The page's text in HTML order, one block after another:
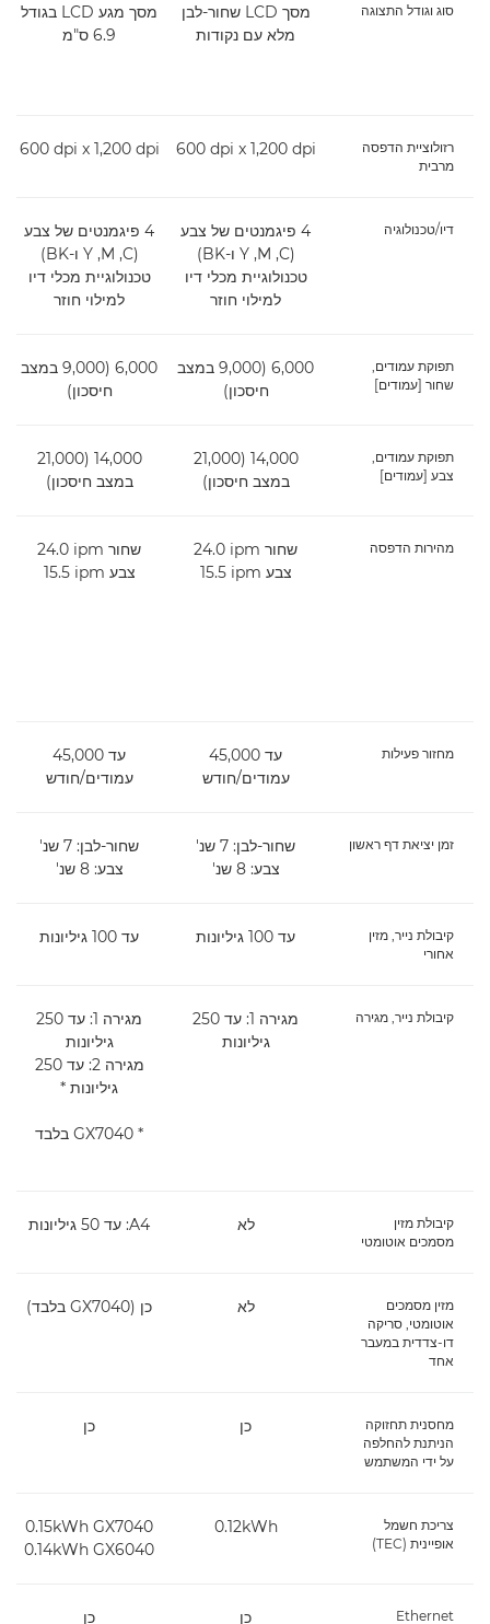
סוג וגודל התצוגה
מסך LCD שחור-לבן
מלא עם נקודות
מסך מגע LCD בגודל
6.9 ס"מ
רזולוציית הדפסה
מרבית
‎600 dpi x 1,200 dpi
‎600 dpi x 1,200 dpi
דיו/טכנולוגיה
4 פיגמנטים של צבע
(C, ‏M, ‏Y ו-BK)
טכנולוגיית מכלי דיו
למילוי חוזר
4 פיגמנטים של צבע
(C, ‏M, ‏Y ו-BK)
טכנולוגיית מכלי דיו
למילוי חוזר
תפוקת עמודים,
שחור [עמודים]
6,000 (9,000 במצב
חיסכון)
6,000 (9,000 במצב
חיסכון)
תפוקת עמודים,
צבע [עמודים]
14,000 (21,000
במצב חיסכון)
14,000 (21,000
במצב חיסכון)
מהירות הדפסה
שחור ‎24.0 ipm
צבע ‎15.5 ipm
שחור ‎24.0 ipm
צבע ‎15.5 ipm
מחזור פעילות
עד 45,000
עמודים/חודש
עד 45,000
עמודים/חודש
זמן יציאת דף ראשון
שחור-לבן: 7 שנ'
צבע: 8 שנ'
שחור-לבן: 7 שנ'
צבע: 8 שנ'
קיבולת נייר, מזין
אחורי
עד 100 גיליונות עד 100 גיליונות
קיבולת נייר, מגירה
מגירה 1: עד 250
גיליונות
מגירה 1: עד 250
גיליונות
מגירה 2: עד 250
גיליונות *
* GX7040 בלבד
קיבולת מזין
מסמכים אוטומטי
לא A4: עד 50 גיליונות
מזין מסמכים
אוטומטי, סריקה
דו-צדדית במעבר
אחד
לא כן ‏(GX7040 בלבד)
מחסנית תחזוקה
הניתנת להחלפה
על ידי המשתמש
כן כן
צריכת חשמל
אופיינית (TEC)
0.12kWh
GX7040‏ 0.15kWh
GX6040‏ 0.14kWh
Ethernet כן כן